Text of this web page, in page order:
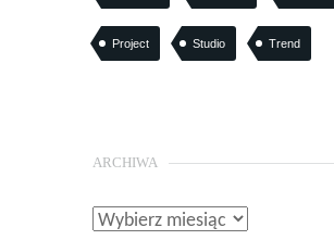
Project Studio Trend
ARCHIWA